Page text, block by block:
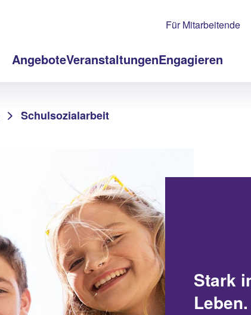
AngeboteVeranstaltungenEngagieren
Für Mitarbeitende
Schulsozialarbeit
Stark
Leben.